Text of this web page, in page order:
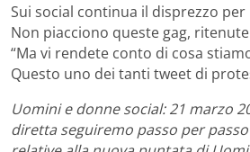
Sui social continua il disprezzo per
Non piacciono queste gag,
“Ma vi rendete conto di cosa
Questo uno dei tanti tweet di
Uomini e donne social: 21 marzo
diretta seguiremo passo per